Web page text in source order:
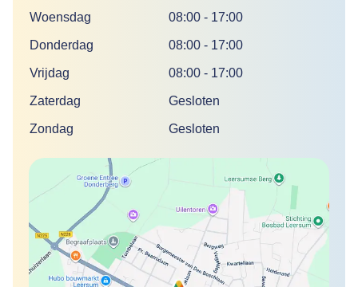
Woensdag 08:00 - 17:00
Donderdag 08:00 - 17:00
Vrijdag 08:00 - 17:00
Zaterdag Gesloten
Zondag Gesloten